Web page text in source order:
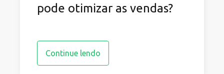
pode otimizar as vendas?
Continue lendo